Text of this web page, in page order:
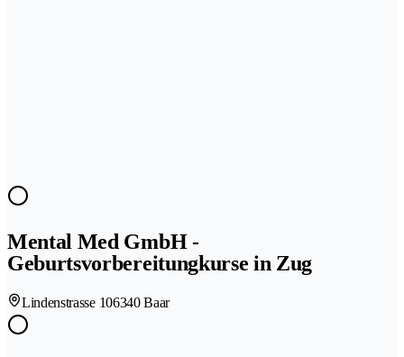
Mental Med GmbH -
Geburtsvorbereitungkurse in Zug
Lindenstrasse 106340 Baar